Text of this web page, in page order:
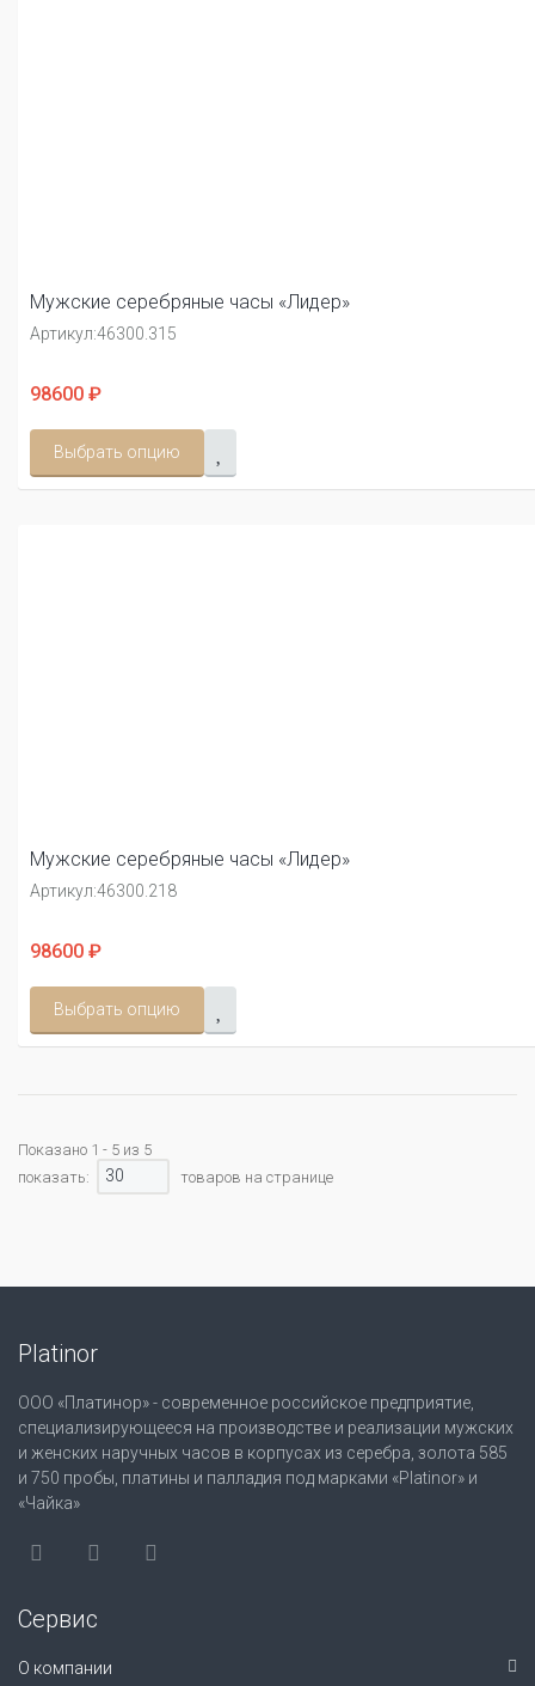
Мужские серебряные часы «Лидер»
Артикул:46300.315
98600 ₽
Выбрать опцию
Мужские серебряные часы «Лидер»
Артикул:46300.218
98600 ₽
Выбрать опцию
Показано 1 - 5 из 5
показать:
30 товаров на странице
Platinor
ООО «Платинор» - современное российское предприятие,
специализирующееся на производстве и реализации мужских
и женских наручных часов в корпусах из серебра, золота 585
и 750 пробы, платины и палладия под марками «Platinor» и
«Чайка»
Сервис
О компании